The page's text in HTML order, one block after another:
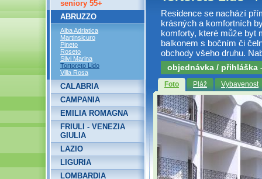
Residence se nachází
krásných a komfortních
komforty, které může byt
balkonem s bočním či
obchody všeho druhu.
objednávka / přihláška
Foto Pláž Vybavenost
seniory 55+
ABRUZZO
Alba Adriatica
Martinsicuro
Pineto
Roseto
Silvi Marina
Tortoreto Lido
Villa Rosa
CALABRIA
CAMPANIA
EMILIA ROMAGNA
FRIULI - VENEZIA
GIULIA
LAZIO
LIGURIA
LOMBARDIA